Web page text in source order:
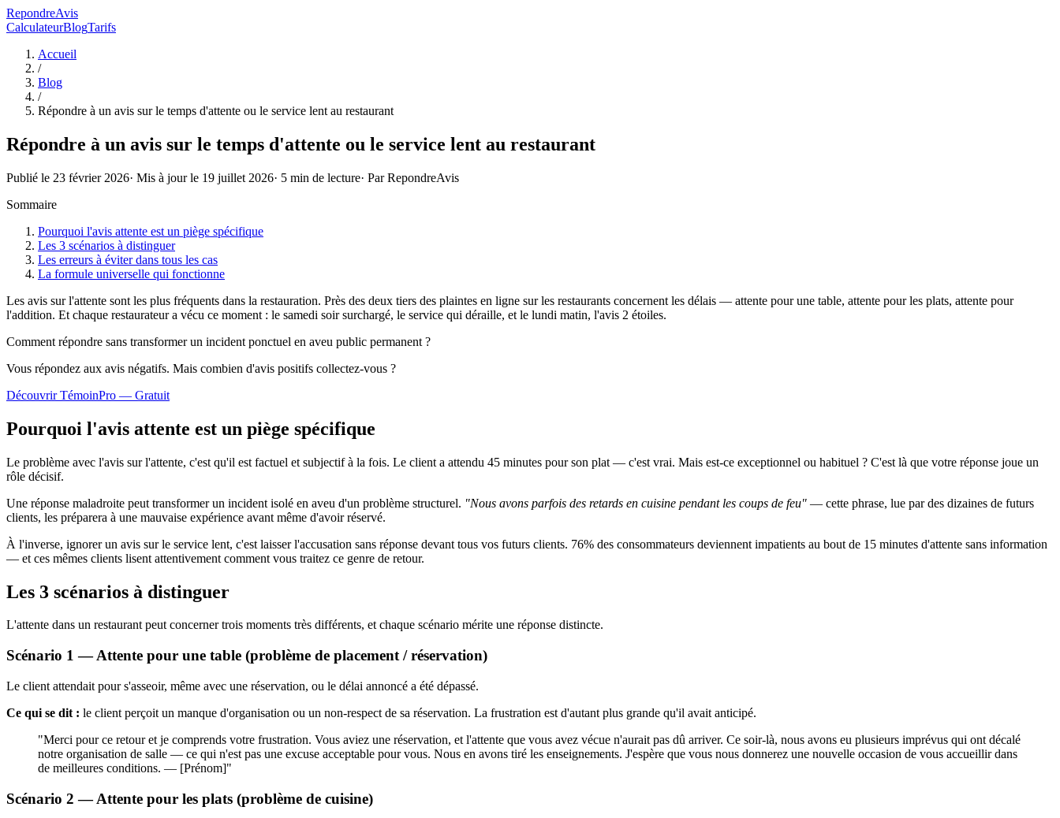
RepondreAvis
CalculateurBlogTarifs
Accueil
/
Blog
/
Répondre à un avis sur le temps d'attente ou le service lent au restaurant
Répondre à un avis sur le temps d'attente ou le service lent au restaurant
Publié le 23 février 2026· Mis à jour le 19 juillet 2026· 5 min de lecture· ParRepondreAvis
Sommaire
Pourquoi l'avis attente est un piège spécifique
Les 3 scénarios à distinguer
Les erreurs à éviter dans tous les cas
La formule universelle qui fonctionne
Les avis sur l'attente sont les plus fréquents dans la restauration. Près des deux tiers des plaintes en ligne sur les restaurants concernent les délais — attente pour une table, attente pour les plats, attente pour
l'addition. Et chaque restaurateur a vécu ce moment : le samedi soir surchargé, le service qui déraille, et le lundi matin, l'avis 2 étoiles.
Comment répondre sans transformer un incident ponctuel en aveu public permanent ?
Vous répondez aux avis négatifs. Mais combien d'avis positifs collectez-vous ?
Découvrir TémoinPro — Gratuit
Pourquoi l'avis attente est un piège spécifique
Le problème avec l'avis sur l'attente, c'est qu'il est factuel et subjectif à la fois. Le client a attendu 45 minutes pour son plat — c'est vrai. Mais est-ce exceptionnel ou habituel ? C'est là que votre réponse joue un
rôle décisif.
Une réponse maladroite peut transformer un incident isolé en aveu d'un problème structurel. "Nous avons parfois des retards en cuisine pendant les coups de feu" — cette phrase, lue par des dizaines de futurs
clients, les préparera à une mauvaise expérience avant même d'avoir réservé.
À l'inverse, ignorer un avis sur le service lent, c'est laisser l'accusation sans réponse devant tous vos futurs clients. 76% des consommateurs deviennent impatients au bout de 15 minutes d'attente sans information
— et ces mêmes clients lisent attentivement comment vous traitez ce genre de retour.
Les 3 scénarios à distinguer
L'attente dans un restaurant peut concerner trois moments très différents, et chaque scénario mérite une réponse distincte.
Scénario 1 — Attente pour une table (problème de placement / réservation)
Le client attendait pour s'asseoir, même avec une réservation, ou le délai annoncé a été dépassé.
Ce qui se dit : le client perçoit un manque d'organisation ou un non-respect de sa réservation. La frustration est d'autant plus grande qu'il avait anticipé.
"Merci pour ce retour et je comprends votre frustration. Vous aviez une réservation, et l'attente que vous avez vécue n'aurait pas dû arriver. Ce soir-là, nous avons eu plusieurs imprévus qui ont décalé
notre organisation de salle — ce qui n'est pas une excuse acceptable pour vous. Nous en avons tiré les enseignements. J'espère que vous nous donnerez une nouvelle occasion de vous accueillir dans
de meilleures conditions. — [Prénom]"
Scénario 2 — Attente pour les plats (problème de cuisine)